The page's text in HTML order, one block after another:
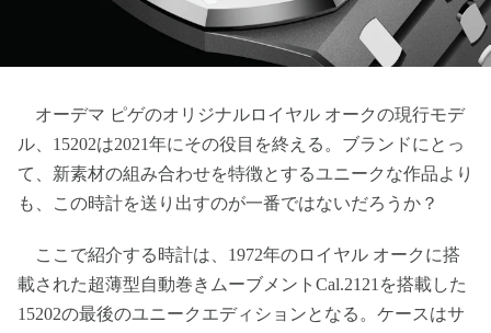
オーデマ ピゲのオリジナルロイヤル オークの現行モデ
ル、15202は2021年にその役目を終える。ブランドにとっ
て、新素材の組み合わせを特徴とするユニークな作品より
も、この時計を送り出すのが一番ではないだろうか？
ここで紹介する時計は、1972年のロイヤル オークに搭
載された超薄型自動巻きムーブメントCal.2121を搭載した
15202の最後のユニークエディションとなる。ケースはサ